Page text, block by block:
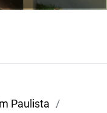
Paulista